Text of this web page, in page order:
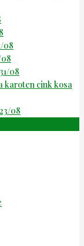
08
08
karoten cink kosa
08